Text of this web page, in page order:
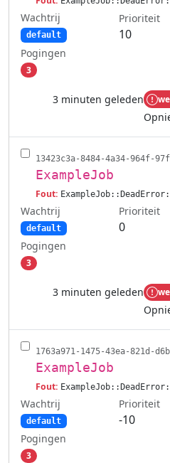
Wachtrij
default
Prioriteit
10
Pogingen
3
3 minuten geleden
13423c3a-8484-4a34-964f-
ExampleJob
Fout:
Wachtrij
default
Prioriteit
0
Pogingen
3
3 minuten geleden
1763a971-1475-43ea-821d-
ExampleJob
Fout:
Wachtrij
default
Prioriteit
-10
Pogingen
3